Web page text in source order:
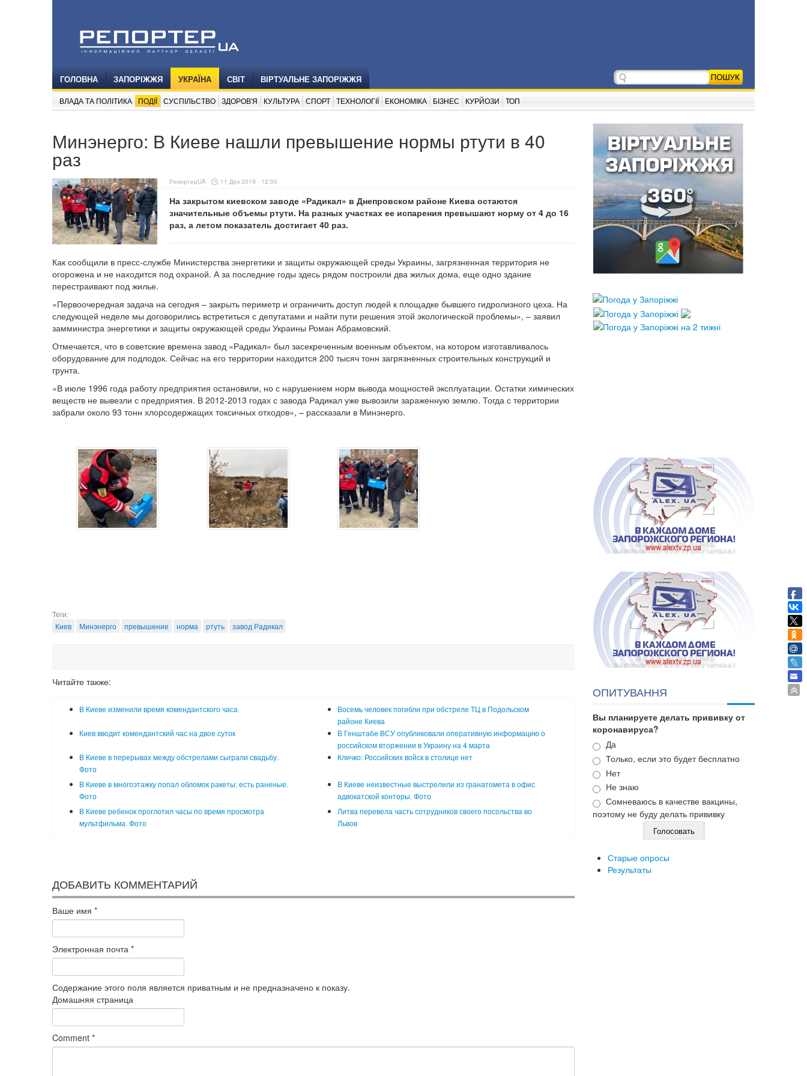
ГОЛОВНА ЗАПОРІЖЖЯ УКРАЇНА СВІТ ВІРТУАЛЬНЕ ЗАПОРІЖЖЯ
ВЛАДА ТА ПОЛІТИКА ПОДІЇ СУСПІЛЬСТВО ЗДОРОВ'Я КУЛЬТУРА СПОРТ ТЕХНОЛОГІЇ ЕКОНОМІКА БІЗНЕС КУРЙОЗИ ТОП
Минэнерго: В Киеве нашли превышение нормы ртути в 40
раз
РепортерUA 11 Дек 2019 - 12:00
На закрытом киевском заводе «Радикал» в Днепровском районе Киева остаются
значительные объемы ртути. На разных участках ее испарения превышают норму от 4 до 16
раз, а летом показатель достигает 40 раз.
Как сообщили в пресс-службе Министерства энергетики и защиты окружающей среды Украины, загрязненная территория не
огорожена и не находится под охраной. А за последние годы здесь рядом построили два жилых дома, еще одно здание
перестраивают под жилье.
«Первоочередная задача на сегодня – закрыть периметр и ограничить доступ людей к площадке бывшего гидролизного цеха. На
следующей неделе мы договорились встретиться с депутатами и найти пути решения этой экологической проблемы», – заявил
замминистра энергетики и защиты окружающей среды Украины Роман Абрамовский.
Отмечается, что в советские времена завод «Радикал» был засекреченным военным объектом, на котором изготавливалось
оборудование для подлодок. Сейчас на его территории находится 200 тысяч тонн загрязненных строительных конструкций и
грунта.
«В июле 1996 года работу предприятия остановили, но с нарушением норм вывода мощностей эксплуатации. Остатки химических
веществ не вывезли с предприятия. В 2012-2013 годах с завода Радикал уже вывозили зараженную землю. Тогда с территории
забрали около 93 тонн хлорсодержащих токсичных отходов», – рассказали в Минэнерго.
Теги:
Киев
Минэнерго превышение норма ртуть завод Радикал
Читайте также:
В Киеве изменили время комендантского часа
Восемь человек погибли при обстреле ТЦ в Подольском
районе Киева
Киев вводит комендантский час на двое суток
В Генштабе ВСУ опубликовали оперативную информацию о
российском вторжении в Украину на 4 марта
В Киеве в перерывах между обстрелами сыграли свадьбу.
Фото
Кличко: Российских войск в столице нет
В Киеве в многоэтажку попал обломок ракеты: есть раненые.
Фото
В Киеве неизвестные выстрелили из гранатомета в офис
адвокатской конторы. Фото
В Киеве ребенок проглотил часы по время просмотра
мультфильма. Фото
Литва перевела часть сотрудников своего посольства во
Львов
ДОБАВИТЬ КОММЕНТАРИЙ
Ваше имя *
Электронная почта *
Содержание этого поля является приватным и не предназначено к показу.
Домашняя страница
Comment *
ОПИТУВАННЯ
Вы планируете делать прививку от
коронавируса?
Варианты
Да
Только, если это будет бесплатно
Нет
Не знаю
Сомневаюсь в качестве вакцины,
поэтому не буду делать прививку
Старые опросы
Результаты